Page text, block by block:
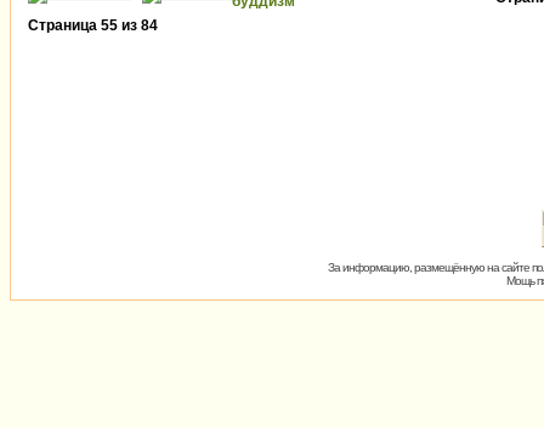
Страница 55 из 84
За информацию, размещённую на сайте
Мощь